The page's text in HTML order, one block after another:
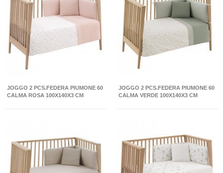
JOGGO 2 PCS.FEDERA PIUMONE 60
CALMA ROSA 100X140X3 CM
JOGGO 2 PCS.FEDERA PIUMONE 60
CALMA VERDE 100X140X3 CM